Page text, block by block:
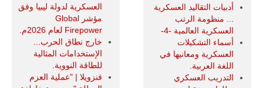
أدبيات التقاليد العسكرية
... منظومة الرتب
العسكرية العالمية -4-
أسماء التشكيلات
العسكرية ومعانيها في
اللغة العربية.
التدريب العسكري
العسكرية لدولة ليبيا وفق
مؤشر Global
Firepower لعام 2026م.
خارج نطاق الحرب...
الإستخدامات المثالية
للطاقة النووية.
فنزويلا | "عملية العزم